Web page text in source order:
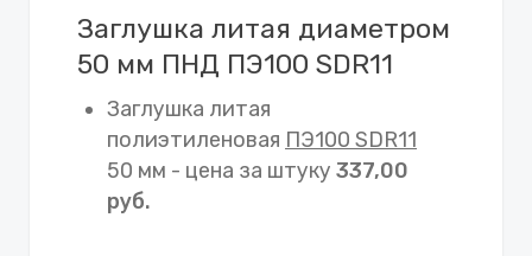
Заглушка литая диаметром
50 мм ПНД ПЭ100 SDR11
Заглушка литая
полиэтиленовая ПЭ100 SDR11
50 мм - цена за штуку 337,00
руб.